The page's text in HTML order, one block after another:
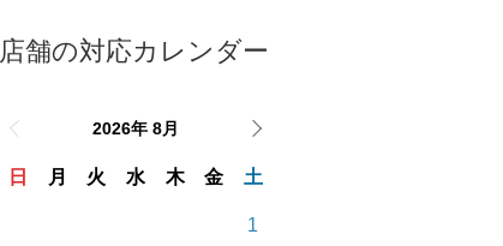
店舗の対応カレンダー
2026年 8月
日 月 火 水 木 金 土
1